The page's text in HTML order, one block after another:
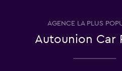
AGENCE LA PLUS
Autounion Car